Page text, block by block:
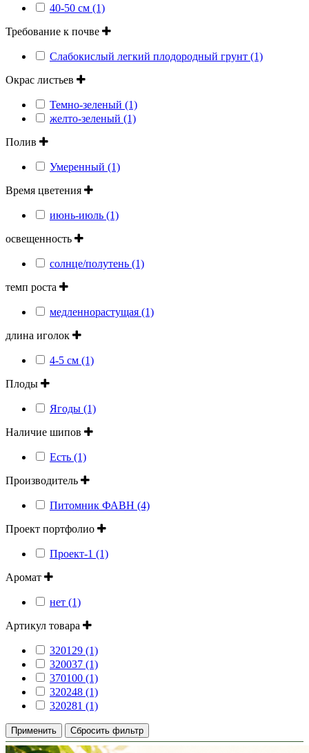
40-50 см (1)
Требование к почве
Слабокислый легкий плодородный грунт (1)
Окрас листьев
Темно-зеленый (1)
желто-зеленый (1)
Полив
Умеренный (1)
Время цветения
июнь-июль (1)
освещенность
солнце/полутень (1)
темп роста
медленнорастущая (1)
длина иголок
4-5 см (1)
Плоды
Ягоды (1)
Наличие шипов
Есть (1)
Производитель
Питомник ФАВН (4)
Проект портфолио
Проект-1 (1)
Аромат
нет (1)
Артикул товара
320129 (1)
320037 (1)
370100 (1)
320248 (1)
320281 (1)
Применить Сбросить фильтр